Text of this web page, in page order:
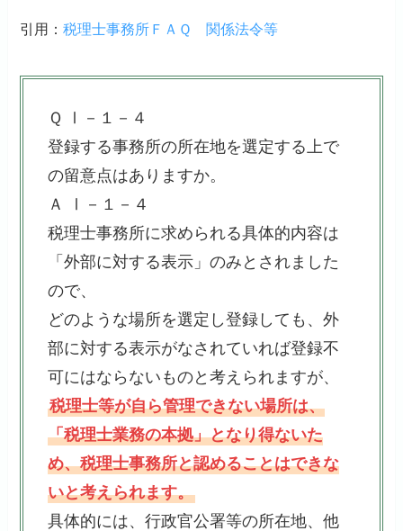
引用：税理士事務所ＦＡＱ 関係法令等
Ｑ Ⅰ－１－４
登録する事務所の所在地を選定する上で
の留意点はありますか。
Ａ Ⅰ－１－４
税理士事務所に求められる具体的内容は
「外部に対する表示」のみとされました
ので、
どのような場所を選定し登録しても、外
部に対する表示がなされていれば登録不
可にはならないものと考えられますが、
税理士等が自ら管理できない場所は、
「税理士業務の本拠」となり得ないた
め、税理士事務所と認めることはできな
いと考えられます。
具体的には、行政官公署等の所在地、他